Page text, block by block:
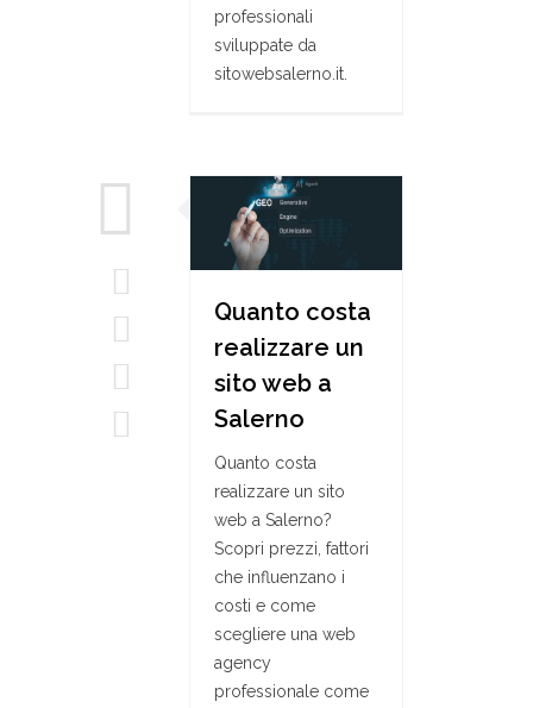
professionali
sviluppate da
sitowebsalerno.it.
Quanto costa
realizzare un
sito web a
Salerno
Quanto costa
realizzare un sito
web a Salerno?
Scopri prezzi, fattori
che influenzano i
costi e come
scegliere una web
agency
professionale come